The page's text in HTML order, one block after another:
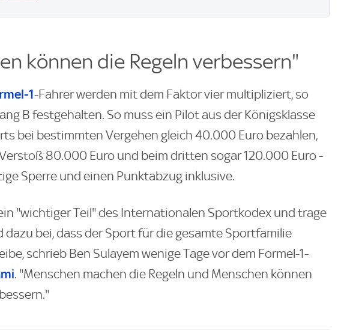
können die Regeln verbessern"
1-Fahrer werden mit dem Faktor vier multipliziert, so
B festgehalten. So muss ein Pilot aus der Königsklasse
bei bestimmten Vergehen gleich 40.000 Euro bezahlen,
80.000 Euro und beim dritten sogar 120.000 Euro -
Sperre und einen Punktabzug inklusive.
"wichtiger Teil" des Internationalen Sportkodex und trage
dazu bei, dass der Sport für die gesamte Sportfamilie
schrieb Ben Sulayem wenige Tage vor dem Formel-1-
. "Menschen machen die Regeln und Menschen können